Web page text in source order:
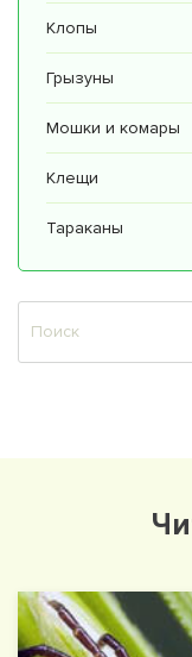
Клопы
Грызуны
Мошки и комары
Клещи
Тараканы